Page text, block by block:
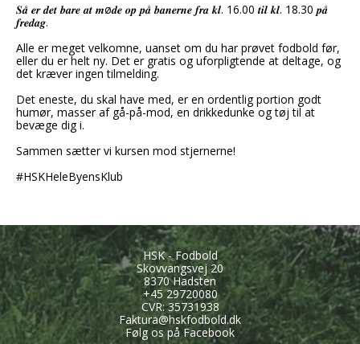
𝑺𝒂̊ 𝒆𝒓 𝒅𝒆𝒕 𝒃𝒂𝒓𝒆 𝒂𝒕 𝒎ø𝒅𝒆 𝒐𝒑 𝒑𝒂̊ 𝒃𝒂𝒏𝒆𝒓𝒏𝒆 𝒇𝒓𝒂 𝒌𝒍. 16.00 𝒕𝒊𝒍 𝒌𝒍. 18.30 𝒑𝒂̊
𝒇𝒓𝒆𝒅𝒂𝒈.
Alle er meget velkomne, uanset om du har prøvet fodbold før,
eller du er helt ny. Det er gratis og uforpligtende at deltage, og
det kræver ingen tilmelding.
Det eneste, du skal have med, er en ordentlig portion godt
humør, masser af gå-på-mod, en drikkedunke og tøj til at
bevæge dig i.
Sammen sætter vi kursen mod stjernerne!
#HSKHeleByensKlub
HSK - Fodbold
Skovvangsvej 20
8370 Hadsten
+4529720080
CVR: 35731938
Faktura@hskfodbold.dk
Følg os på Facebook